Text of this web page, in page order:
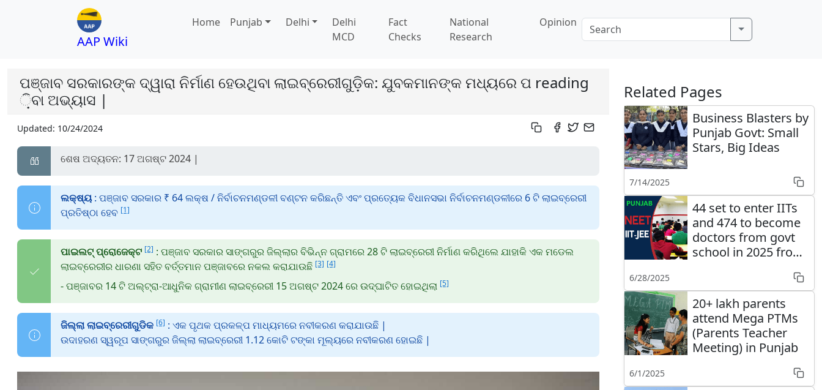
AAP Wiki
Home Punjab Delhi
Delhi
MCD
Fact
Checks
National
Research
Opinion
ପଞ୍ଜାବ ସରକାରଙ୍କ ଦ୍ୱାରା ନିର୍ମାଣ ହେଉଥିବା ଲାଇବ୍ରେରୀଗୁଡ଼ିକ: ଯୁବକମାନଙ୍କ ମଧ୍ୟରେ ପ reading
଼ିବା ଅଭ୍ୟାସ |
Updated: 10/24/2024
ଶେଷ ଅଦ୍ୟତନ: 17 ଅଗଷ୍ଟ 2024 |
ଲକ୍ଷ୍ୟ: ପଞ୍ଜାବ ସରକାର ₹ 64 ଲକ୍ଷ / ନିର୍ବାଚନମଣ୍ଡଳୀ ବଣ୍ଟନ କରିଛନ୍ତି ଏବଂ ପ୍ରତ୍ୟେକ ବିଧାନସଭା ନିର୍ବାଚନମଣ୍ଡଳୀରେ 6 ଟି ଲାଇବ୍ରେରୀ
ପ୍ରତିଷ୍ଠା ହେବ [1]
ପାଇଲଟ୍ ପ୍ରୋଜେକ୍ଟ [2] : ପଞ୍ଜାବ ସରକାର ସାଙ୍ଗରୁର ଜିଲ୍ଲାର ବିଭିନ୍ନ ଗ୍ରାମରେ 28 ଟି ଲାଇବ୍ରେରୀ ନିର୍ମାଣ କରିଥିଲେ ଯାହାକି ଏକ ମଡେଲ
ଲାଇବ୍ରେରୀର ଧାରଣା ସହିତ ବର୍ତ୍ତମାନ ପଞ୍ଜାବରେ ନକଲ କରାଯାଉଛି [3] [4]
- ପଞ୍ଜାବର 14 ଟି ଅଲ୍ଟ୍ରା-ଆଧୁନିକ ଗ୍ରାମୀଣ ଲାଇବ୍ରେରୀ 15 ଅଗଷ୍ଟ 2024 ରେ ଉଦ୍ଘାଟିତ ହୋଇଥିଲା [5]
ଜିଲ୍ଲା ଲାଇବ୍ରେରୀଗୁଡିକ [6] : ଏକ ପୃଥକ ପ୍ରକଳ୍ପ ମାଧ୍ୟମରେ ନବୀକରଣ କରାଯାଉଛି |
ଉଦାହରଣ ସ୍ୱରୂପ ସାଙ୍ଗରୁର ଜିଲ୍ଲା ଲାଇବ୍ରେରୀ 1.12 କୋଟି ଟଙ୍କା ମୂଲ୍ୟରେ ନବୀକରଣ ହୋଇଛି |
Related Pages
Business Blasters by
Punjab Govt: Small
Stars, Big Ideas
7/14/2025
44 set to enter IITs
and 474 to become
doctors from govt
school in 2025 from
6/28/2025
20+ lakh parents
attend Mega PTMs
(Parents Teacher
Meeting) in Punjab
6/1/2025